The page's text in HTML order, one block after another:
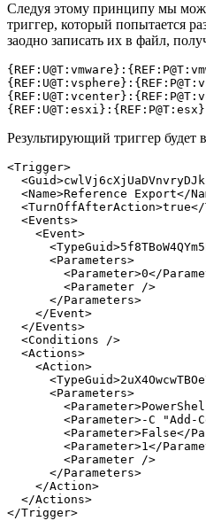
Следуя этому принципу мы
триггер, который попытается
заодно записать их в файл,
Результирующий триггер будет
<Trigger>
<Guid>
<Name>Reference Export</
<TurnOffAfterAction>true
<Events>
<Event>
<TypeGuid>
<Parameters>
<Parameter>0</
<Parameter />
</Parameters>
</Event>
</Events>
<Conditions
/>
<Actions>
<Action>
<TypeGuid>
<Parameters>
<Parameter>
<Parameter>-C "Add-
<Parameter>False</
<Parameter>1</
<Parameter />
</Parameters>
</Action>
</Actions>
</Trigger>